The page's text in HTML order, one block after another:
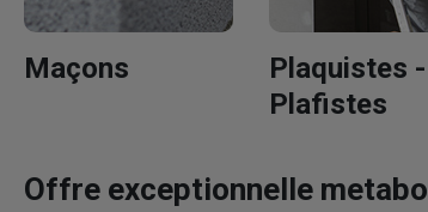
Maçons
Plaquistes -
Plafistes
Offre exceptionnelle metabo